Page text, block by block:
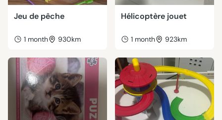
Jeu de pêche
1 month 930km
Hélicoptère jouet
1 month 923km